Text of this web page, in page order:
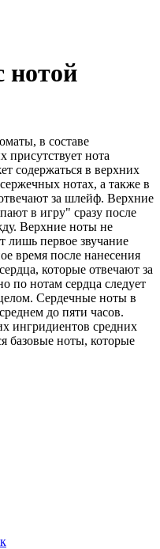
нотой
в составе
нота
содержаться в верхних
нотах, а также в
за шлейф. Верхние
в игру" сразу после
Верхние ноты не
лишь первое звучание
время после нанесения
которые отвечают за
по нотам сердца следует
Сердечные ноты в
до пяти часов.
ингридиентов средних
базовые ноты, которые